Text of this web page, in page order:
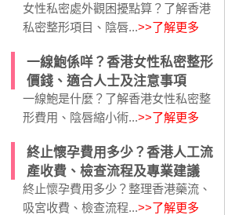
女性私密處外觀困擾點算？了解香港
私密整形項目、陰唇...>>了解更多
一線鮑係咩？香港女性私密整形
價錢、適合人士及注意事項
一線鮑是什麼？了解香港女性私密整
形費用、陰唇縮小術...>>了解更多
終止懷孕費用多少？香港人工流
產收費、檢查流程及專業建議
終止懷孕費用多少？整理香港藥流、
吸宮收費、檢查流程...>>了解更多